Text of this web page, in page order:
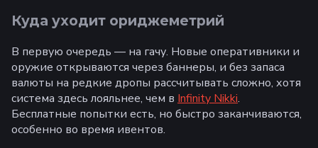
Куда уходит ориджеметрий
В первую очередь — на гачу. Новые оперативники и
оружие открываются через баннеры, и без запаса
валюты на редкие дропы рассчитывать сложно, хотя
система здесь лояльнее, чем в Infinity Nikki.
Бесплатные попытки есть, но быстро заканчиваются,
особенно во время ивентов.